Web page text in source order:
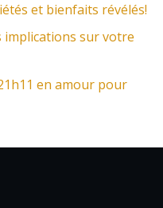
et bienfaits révélés!
implications sur votre
en amour pour